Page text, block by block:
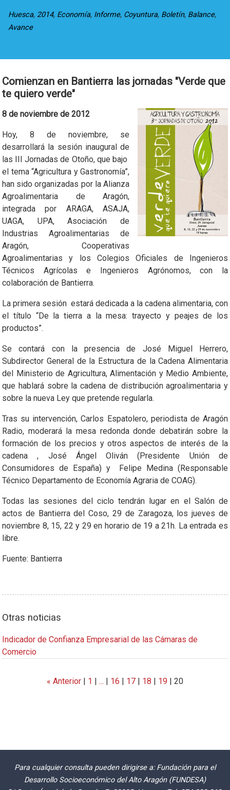
Huesca, 2014, Economía, Informe, Coyuntura, Boletín, Balance,
Avance
Comienzan en Bantierra las jornadas "Verde que
te quiero verde"
8 de noviembre de 2012
Hoy, 8 de noviembre, se
desarrollará la sesión inaugural de
las III Jornadas de Otoño, que bajo
el tema “Agricultura y Gastronomía”,
han sido organizadas por la Alianza
Agroalimentaria de Aragón,
integrada por ARAGA, ASAJA,
UAGA, UPA, Asociación de
Industrias Agroalimentarias de
Aragón, Cooperativas
Agroalimentarias y los Colegios Oficiales de Ingenieros
Técnicos Agrícolas e Ingenieros Agrónomos, con la
colaboración de Bantierra.
La primera sesión estará dedicada a la cadena alimentaria, con
el título “De la tierra a la mesa: trayecto y peajes de los
productos”.
Se contará con la presencia de José Miguel Herrero,
Subdirector General de la Estructura de la Cadena Alimentaria
del Ministerio de Agricultura, Alimentación y Medio Ambiente,
que hablará sobre la cadena de distribución agroalimentaria y
sobre la nueva Ley que pretende regularla.
Tras su intervención, Carlos Espatolero, periodista de Aragón
Radio, moderará la mesa redonda donde debatirán sobre la
formación de los precios y otros aspectos de interés de la
cadena , José Ángel Oliván (Presidente Unión de
Consumidores de España) y Felipe Medina (Responsable
Técnico Departamento de Economía Agraria de COAG).
Todas las sesiones del ciclo tendrán lugar en el Salón de
actos de Bantierra del Coso, 29 de Zaragoza, los jueves de
noviembre 8, 15, 22 y 29 en horario de 19 a 21h. La entrada es
libre.
Fuente: Bantierra
Otras noticias
Indicador de Confianza Empresarial de las Cámaras de
Comercio
« Anterior | 1 | ... | 16 | 17 | 18 | 19 | 20
Para cualquier consulta pueden dirigirse a: Fundación para el
Desarrollo Socioeconómico del Alto Aragón (FUNDESA)